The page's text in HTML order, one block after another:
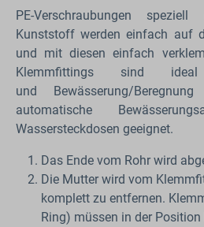
PE-Verschraubungen
Kunststoff werden einfach auf
und mit diesen einfach
Klemmfittings sind
und Bewässerung/
automatische
Wassersteckdosen geeignet.
Das Ende vom Rohr wird
Die Mutter wird vom
komplett zu entfernen.
Ring) müssen in der Position